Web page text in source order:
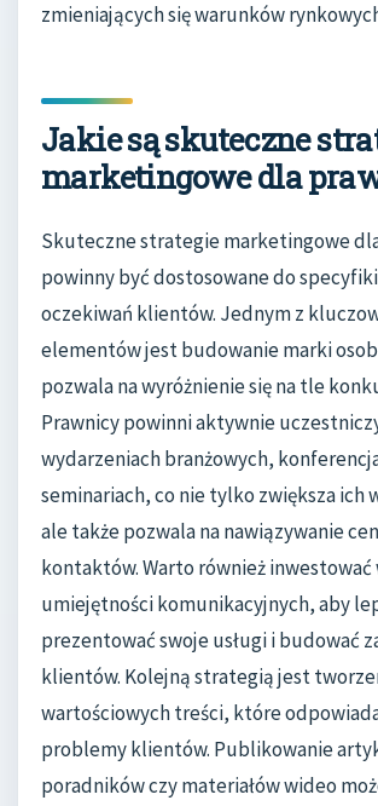
zmieniających się warunków
Jakie są skuteczne
marketingowe dla
Skuteczne strategie marketingowe
powinny być dostosowane do
oczekiwań klientów. Jednym z
elementów jest budowanie marki
pozwala na wyróżnienie się na tle
Prawnicy powinni aktywnie
wydarzeniach branżowych,
seminariach, co nie tylko zwiększa ich
ale także pozwala na nawiązywanie
kontaktów. Warto również inwestować
umiejętności komunikacyjnych, aby
prezentować swoje usługi i budować
klientów. Kolejną strategią jest
wartościowych treści, które
problemy klientów. Publikowanie
poradników czy materiałów wideo